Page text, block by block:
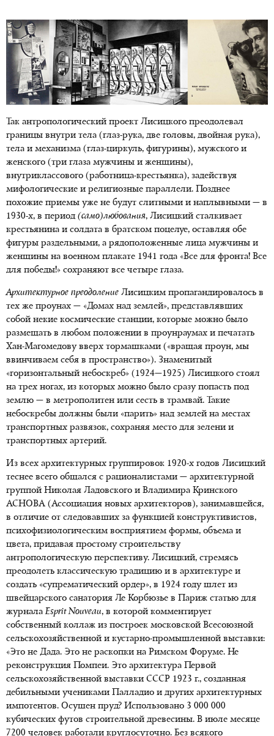
Так антропологический проект Лисицкого преодолевал
границы внутри тела (глаз-рука, две головы, двойная рука),
тела и механизма (глаз-циркуль, фигурины), мужского и
женского (три глаза мужчины и женщины),
внутриклассового (работница-крестьянка), задействуя
мифологические и религиозные параллели. Позднее
похожие приемы уже не будут слитными и наплывными — в
1930-х, в период (само)любования, Лисицкий сталкивает
крестьянина и солдата в братском поцелуе, оставляя обе
фигуры раздельными, а рядоположенные лица мужчины и
женщины на военном плакате 1941 года «Все для фронта! Все
для победы!» сохраняют все четыре глаза.
Архитектурное преодоление Лисицким пропагандировалось в
тех же проунах — «Домах над землей», представлявших
собой некие космические станции, которые можно было
размещать в любом положении в проунраумах и печатать
Хан-Магомедову вверх тормашками («вращая проун, мы
ввинчиваем себя в пространство»). Знаменитый
«горизонтальный небоскреб» (1924—1925) Лисицкого стоял
на трех ногах, из которых можно было сразу попасть под
землю — в метрополитен или сесть в трамвай. Такие
небоскребы должны были «парить» над землей на местах
транспортных развязок, сохраняя место для зелени и
транспортных артерий.
Из всех архитектурных группировок 1920-х годов Лисицкий
теснее всего общался с рационалистами — архитектурной
группой Николая Ладовского и Владимира Кринского
АСНОВА (Ассоциация новых архитекторов), занимавшейся,
в отличие от следовавших за функцией конструктивистов,
психофизиологическим восприятием формы, объема и
цвета, придавая простому строительству
антропологическую перспективу. Лисицкий, стремясь
преодолеть классическую традицию и в архитектуре и
создать «супрематический ордер», в 1924 году шлет из
швейцарского санатория Ле Корбюзье в Париж статью для
журналаEsprit Nouveau, в которой комментирует
собственный коллаж из построек московской Всесоюзной
сельскохозяйственной и кустарно-промышленной выставки:
«Это не Дада. Это не раскопки на Римском Форуме. Не
реконструкция Помпеи. Это архитектура Первой
сельскохозяйственной выставки СССР 1923 г., созданная
дебильными учениками Палладио и других архитектурных
импотентов. Осушен пруд? Использовано 3 000 000
кубических футов строительной древесины. В июле месяце
7200 человек работали круглосуточно. Без всякого